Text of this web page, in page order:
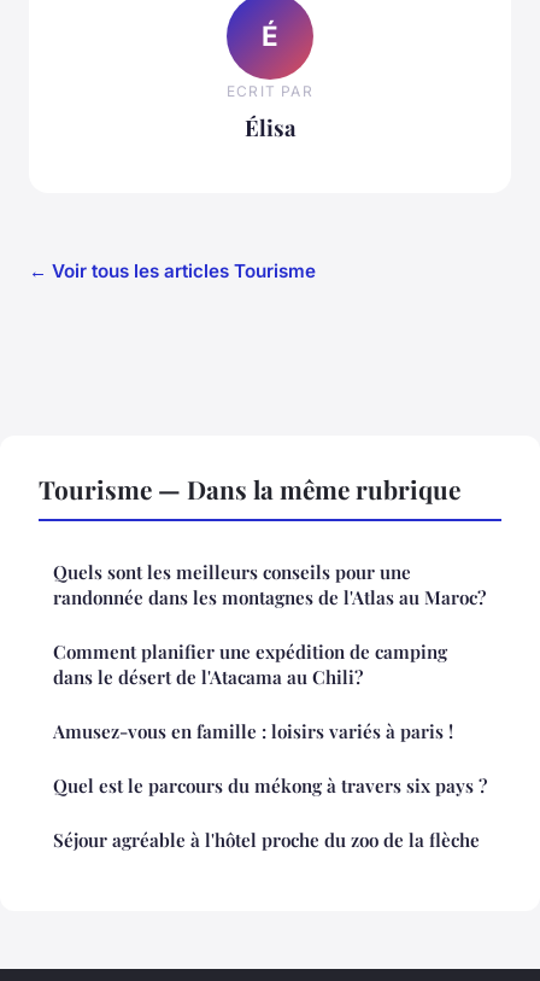
É
ECRIT PAR
Élisa
← Voir tous les articles Tourisme
Tourisme — Dans la même rubrique
Quels sont les meilleurs conseils pour une
randonnée dans les montagnes de l'Atlas au Maroc?
Comment planifier une expédition de camping
dans le désert de l'Atacama au Chili?
Amusez-vous en famille : loisirs variés à paris !
Quel est le parcours du mékong à travers six pays ?
Séjour agréable à l'hôtel proche du zoo de la flèche